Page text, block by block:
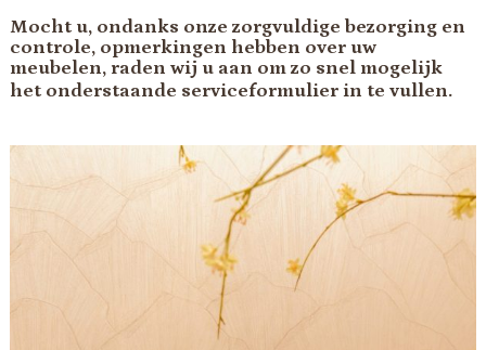
Mocht u, ondanks onze zorgvuldige bezorging en
controle, opmerkingen hebben over uw
meubelen, raden wij u aan om zo snel mogelijk
het onderstaande serviceformulier in te vullen.